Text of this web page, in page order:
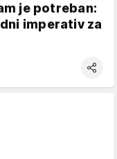
je potreban:
imperativ za